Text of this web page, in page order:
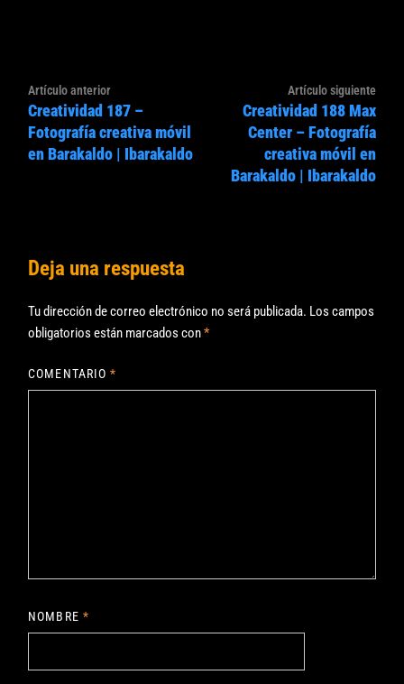
Navegación
de
entradas
Artículo anteriorArtículo
anterior:
Creatividad 187 –
Fotografía creativa móvil
en Barakaldo | Ibarakaldo
Artículo siguiente
Creatividad 188 Max
Center – Fotografía
creativa móvil en
Barakaldo | Ibarakaldo
Deja una respuesta
Tu dirección de correo electrónico no será publicada. Los campos
obligatorios están marcados con*
COMENTARIO*
NOMBRE *